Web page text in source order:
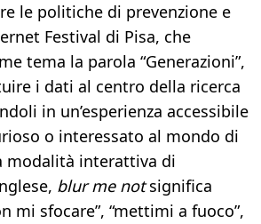
le politiche di prevenzione e
Festival di Pisa, che
tema la parola “Generazioni”,
i dati al centro della ricerca
in un’esperienza accessibile
o interessato al mondo di
modalità interattiva di
blur me notsignifica
mi sfocare”, “mettimi a fuoco”,